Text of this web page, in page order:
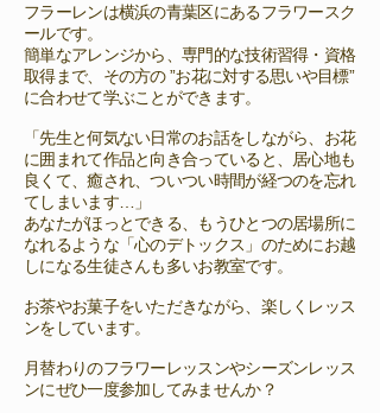
フラーレンは横浜の青葉区にあるフラワースク
ールです。​
簡単なアレンジから、専門的な技術習得・資格
取得まで、その方の ”お花に対する思いや目標”
に合わせて学ぶことができます。
「先生と何気ない日常のお話をしながら、お花
に囲まれて作品と向き合っていると、居心地も
良くて、癒され、ついつい時間が経つのを忘れ
てしまいます…」
あなたがほっとできる、もうひとつの居場所に
なれるような「心のデトックス」のためにお越
しになる生徒さんも多いお教室です。
お茶やお菓子をいただきながら、楽しくレッス
ンをしています。
​月替わりのフラワーレッスンやシーズンレッス
ンにぜひ一度参加してみませんか？